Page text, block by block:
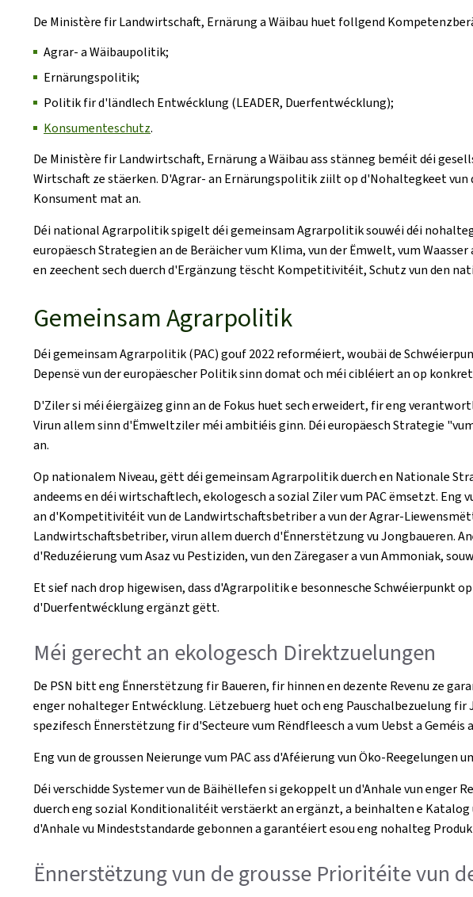
De Ministère fir Landwirtschaft, Ernärung a Wäibau huet follgend
Agrar- a Wäibaupolitik;
Ernärungspolitik;
Politik fir d'ländlech Entwécklung (LEADER, Duerfentwécklung);
Konsumenteschutz.
De Ministère fir Landwirtschaft, Ernärung a Wäibau ass stänneg beméit déi
Wirtschaft ze stäerken. D'Agrar- an Ernärungspolitik ziilt op d'Nohaltegkeet
Konsument mat an.
Déi national Agrarpolitik spigelt déi gemeinsam Agrarpolitik souwéi déi
europäesch Strategien an de Beräicher vum Klima, vun der Ëmwelt, vum
en zeechent sech duerch d'Ergänzung tëscht Kompetitivitéit, Schutz vun den
Gemeinsam Agrarpolitik
Déi gemeinsam Agrarpolitik (PAC) gouf 2022 reforméiert, woubäi de
Depensë vun der europäescher Politik sinn domat och méi cibléiert an op
D'Ziler si méi éiergäizeg ginn an de Fokus huet sech erweidert, fir eng
Virun allem sinn d'Ëmweltziler méi ambitiéis ginn. Déi europäesch Strategie
an.
Op nationalem Niveau, gëtt déi gemeinsam Agrarpolitik duerch en Nationale
andeems en déi wirtschaftlech, ekologesch a sozial Ziler vum PAC ëmsetzt.
an d'Kompetitivitéit vun de Landwirtschaftsbetriber a vun der Agrar-
Landwirtschaftsbetriber, virun allem duerch d'Ënnerstëtzung vu Jongbaueren.
d'Reduzéierung vum Asaz vu Pestiziden, vun den Zäregaser a vun Ammoniak,
Et sief nach drop higewisen, dass d'Agrarpolitik e besonnesche Schwéierpunkt
d'Duerfentwécklung ergänzt gëtt.
Méi gerecht an ekologesch Direktzuelungen
De PSN bitt eng Ënnerstëtzung fir Baueren, fir hinnen en dezente Revenu ze
enger nohalteger Entwécklung. Lëtzebuerg huet och eng Pauschalbezuelung
spezifesch Ënnerstëtzung fir d'Secteure vum Rëndfleesch a vum Uebst a Geméis
Eng vun de groussen Neierunge vum PAC ass d'Aféierung vun Öko-
Déi verschidde Systemer vun de Bäihëllefen si gekoppelt un d'Anhale vun enger
duerch eng sozial Konditionalitéit verstäerkt an ergänzt, a beinhalten e Katalog
d'Anhale vu Mindeststandarde gebonnen a garantéiert esou eng nohalteg
Ënnerstëtzung vun de grousse Prioritéite vun